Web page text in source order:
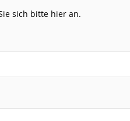
sich bitte hier an.